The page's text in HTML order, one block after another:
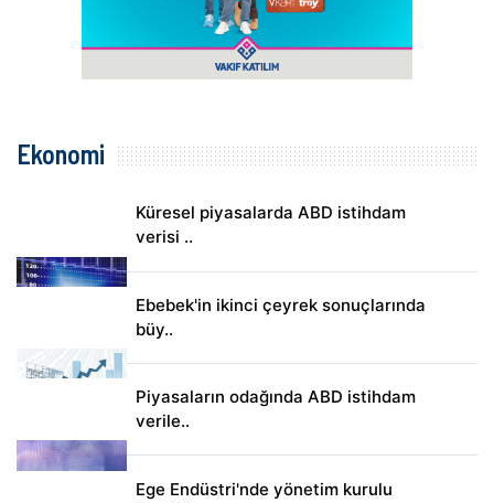
Ekonomi
Küresel piyasalarda ABD istihdam
verisi ..
Ebebek'in ikinci çeyrek sonuçlarında
büy..
Piyasaların odağında ABD istihdam
verile..
Ege Endüstri'nde yönetim kurulu